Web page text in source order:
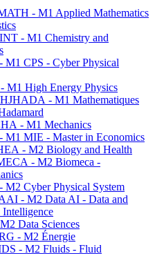
- M1 Applied Mathematics
- M1 Chemistry and
M1 CPS - Cyber Physical
M1 High Energy Physics
- M1 Mathematiques
- M1 Mechanics
M1 MIE - Master in Economics
- M2 Biology and Health
- M2 Biomeca -
M2 Cyber Physical System
- M2 Data AI - Data and
Data Sciences
- M2 Énergie
- M2 Fluids - Fluid